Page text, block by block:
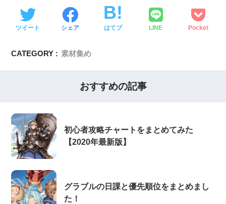
ツイート シェア はてブ LINE Pocket
CATEGORY : 素材集め
おすすめの記事
初心者攻略チャートをまとめてみた
【2020年最新版】
グラブルの日課と優先順位をまとめまし
た！